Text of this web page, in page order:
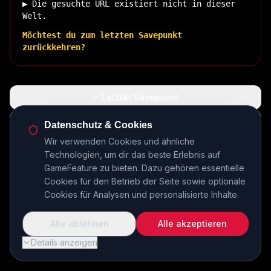
▶ Die gesuchte URL existiert nicht in dieser
Welt.
Möchtest du zum letzten Savepunkt
zurückkehren?
🏠 Zurück zur Basis
INSERT COIN TO CONTINUE...
Datenschutz & Cookies
Wir verwenden Cookies und ähnliche
Technologien, um dir das beste Erlebnis auf
GameFeature zu bieten. Dazu gehören essentielle
Cookies für den Betrieb der Seite sowie optionale
Cookies für Analysen und personalisierte Inhalte.
Details anzeigen
Alle ablehnen Alle akzeptieren